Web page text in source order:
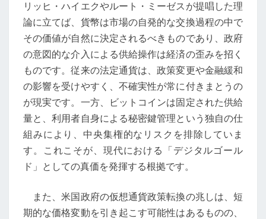
仮
想
通
貨
政
策
が
鍵
を
握
リッヒ・ハイエクやルート・ミーゼスが提唱した理
論に立てば、貨幣は市場の自発的な交換過程の中で
その価値が自然に決定されるべきものであり、政府
の意図的な介入による供給操作は経済の歪みを招く
ものです。従来の法定通貨は、政策変更や金融緩和
の影響を受けやすく、不確実性が常に付きまとうの
が現実です。一方、ビットコインは固定された供給
量と、利用者自身による秘密鍵管理という独自の仕
組みにより、中央集権的なリスクを排除していま
す。これこそが、現代における「デジタルゴール
ド」としての真価を発揮する根拠です。
また、米国政府の仮想通貨政策転換の兆しは、短
期的な価格変動を引き起こす可能性はあるものの、